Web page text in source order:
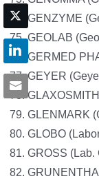
GENZYME
GEOLAB
GERMED
GEYER
GLENMARK
GLOBO
GROSS (Lab.